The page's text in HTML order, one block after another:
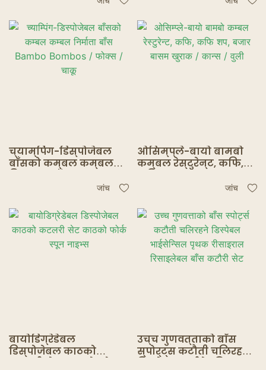
च्याम्पिंग-डिस्पोजेबल
बाँसको कम्बल कम्बल
Bombos / फोक्स / चाकू
जांच
ओसिम्प्ले-बायो बामबो
कम्बल रेस्टुरेन्ट, कफि,
खुराक / कान्स / वुलीजांच
बायोडिग्रेडेबल
डिस्पोजेबल काठको
उच्च गुणवत्ताको बाँस
स्पोर्ट्स कटौती चलिरहने